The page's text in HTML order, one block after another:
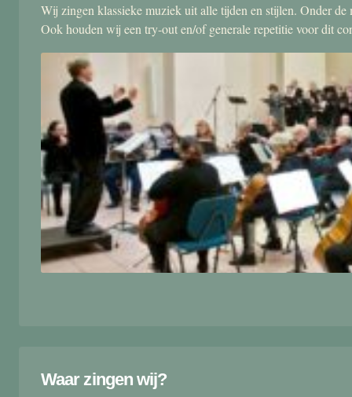
Wij zingen klassieke muziek uit alle tijden en stijlen. Onder
Ook houden wij een try-out en/of generale repetitie voor dit
Waar zingen wij?